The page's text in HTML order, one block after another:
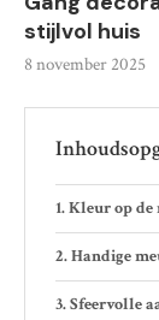
stijlvol huis
8 november 2025
Kleur op de
Handige
Sfeervolle